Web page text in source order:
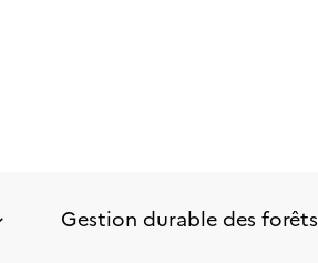
Gestion durable des forêts